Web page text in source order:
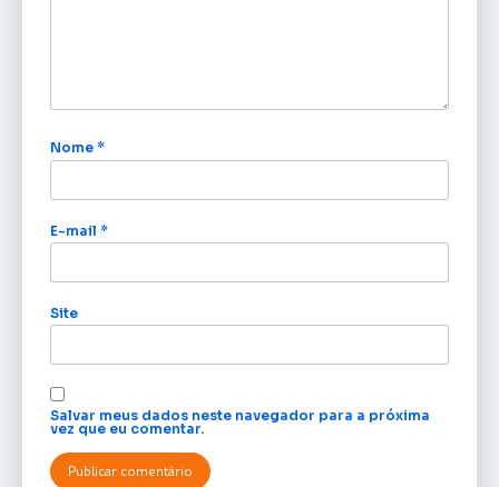
Nome *
E-mail *
Site
Salvar meus dados neste navegador para a próxima
vez que eu comentar.